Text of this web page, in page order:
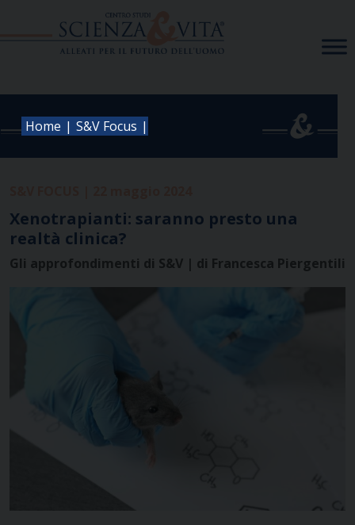
Home | S&V Focus |
Xenotrapianti: saranno presto una
realtà clinica?
Gli approfondimenti di S&V | di Francesca Piergentili